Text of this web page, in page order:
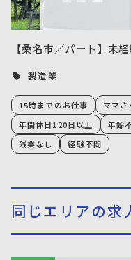
【桑名市／パート】未
製造業
15時までのお仕事 ママさ
年間休日120日以上
年齢
残業なし
経験不問
同じエリアの求